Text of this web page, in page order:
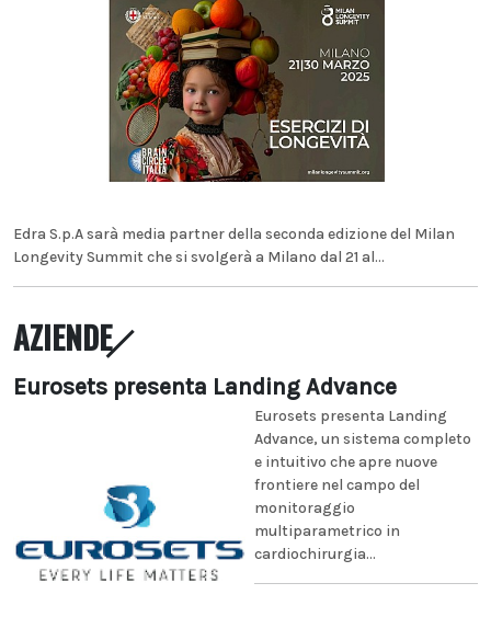
Edra S.p.A sarà media partner della seconda edizione del Milan
Longevity Summit che si svolgerà a Milano dal 21 al...
AZIENDE
Eurosets presenta Landing Advance
Eurosets presenta Landing
Advance, un sistema completo
e intuitivo che apre nuove
frontiere nel campo del
monitoraggio
multiparametrico in
cardiochirurgia...